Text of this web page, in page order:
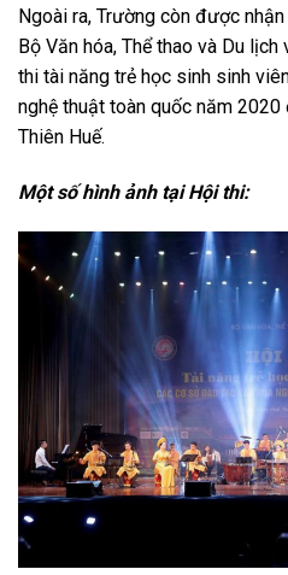
Ngoài ra, Trường còn được
Bộ Văn hóa, Thể thao và Du
thi tài năng trẻ học sinh sinh
nghệ thuật toàn quốc năm
Thiên Huế.
Một số hình ảnh tại Hội thi: